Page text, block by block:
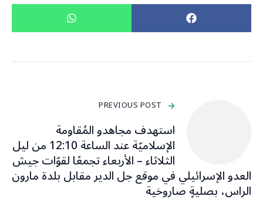
PREVIOUS POST
استهدف مجاهدو المُقاومة
الإسلاميّة عند الساعة 12:10 من ليل
الثلاثاء – الأربعاء تجمعًا لقوّات جيش
العدو الإسرائيلي في موقع جل الدير مقابل بلدة مارون
الراس، بصليةٍ صاروخية